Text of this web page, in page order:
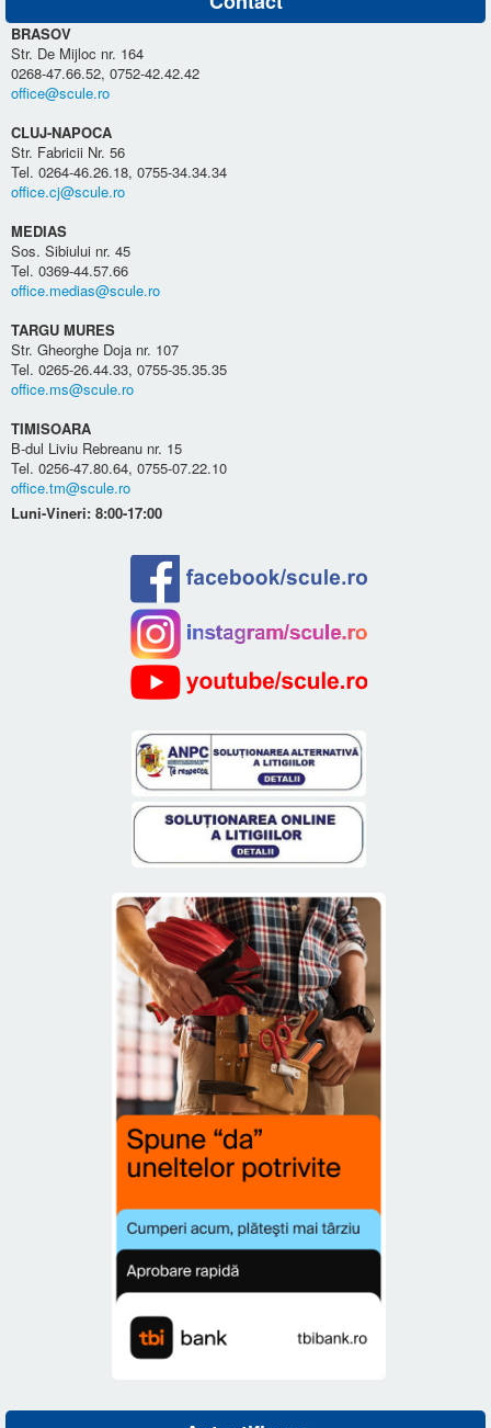
BRASOV
Str. De Mijloc nr. 164
0268-47.66.52, 0752-42.42.42
office@scule.ro
CLUJ-NAPOCA
Str. Fabricii Nr. 56
Tel. 0264-46.26.18, 0755-34.34.34
office.cj@scule.ro
MEDIAS
Sos. Sibiului nr. 45
Tel. 0369-44.57.66
office.medias@scule.ro
TARGU MURES
Str. Gheorghe Doja nr. 107
Tel. 0265-26.44.33, 0755-35.35.35
office.ms@scule.ro
TIMISOARA
B-dul Liviu Rebreanu nr. 15
Tel. 0256-47.80.64, 0755-07.22.10
office.tm@scule.ro
Luni-Vineri: 8:00-17:00